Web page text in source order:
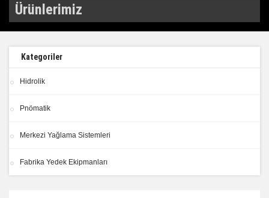
Ürünlerimiz
Kategoriler
Hidrolik
Pnömatik
Merkezi Yağlama Sistemleri
Fabrika Yedek Ekipmanları